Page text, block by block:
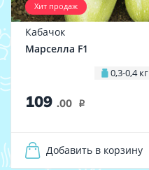
Хит продаж
Кабачок
Марселла F1
0,3-0,4 кг
109 .00 i
Добавить в корзину